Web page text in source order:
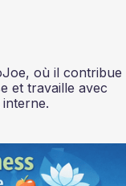
où il contribue
et travaille avec